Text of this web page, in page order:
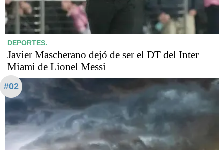
DEPORTES.
Javier Mascherano dejó de ser el DT del Inter
Miami de Lionel Messi
#02